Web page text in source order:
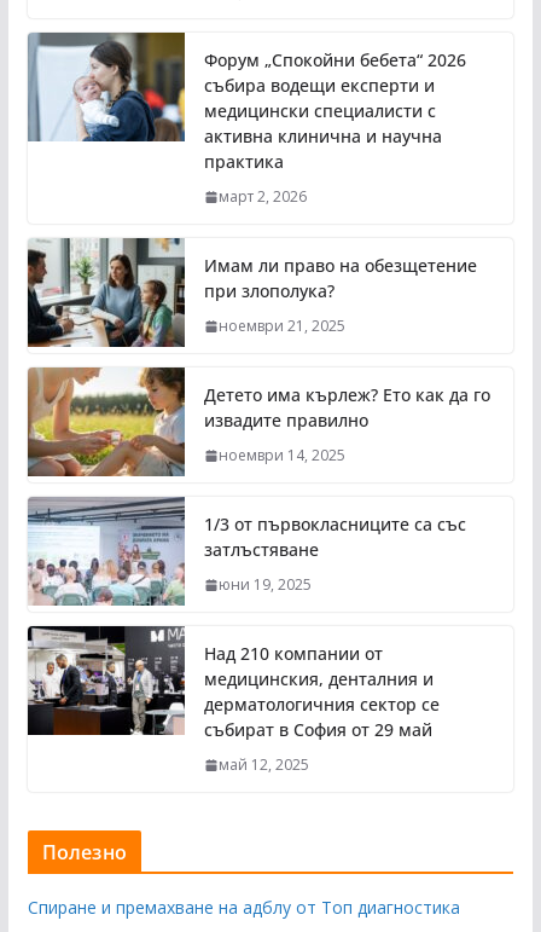
Форум „Спокойни бебета“ 2026
събира водещи експерти и
медицински специалисти с
активна клинична и научна
практика
март 2, 2026
Имам ли право на обезщетение
при злополука?
ноември 21, 2025
Детето има кърлеж? Ето как да го
извадите правилно
ноември 14, 2025
1/3 от първокласниците са със
затлъстяване
юни 19, 2025
Над 210 компании от
медицинския, денталния и
дерматологичния сектор се
събират в София от 29 май
май 12, 2025
Полезно
Спиране и премахване на адблу от Топ диагностика